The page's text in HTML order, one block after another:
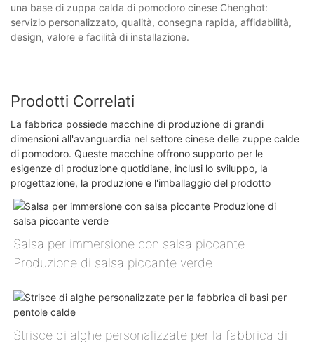
una base di zuppa calda di pomodoro cinese Chenghot:
servizio personalizzato, qualità, consegna rapida, affidabilità,
design, valore e facilità di installazione.
Prodotti Correlati
La fabbrica possiede macchine di produzione di grandi
dimensioni all'avanguardia nel settore cinese delle zuppe calde
di pomodoro. Queste macchine offrono supporto per le
esigenze di produzione quotidiane, inclusi lo sviluppo, la
progettazione, la produzione e l'imballaggio del prodotto
Salsa per immersione con salsa piccante
Produzione di salsa piccante verde
Strisce di alghe personalizzate per la fabbrica di